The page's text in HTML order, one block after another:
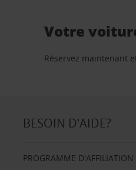
Votre
Réservez maintenant
BESOIN D'AIDE?
PROGRAMME D'AFFILIATION